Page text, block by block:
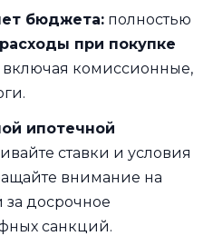
бюджета: полностью
при покупке
включая комиссионные,
ипотечной
ставки и условия
внимание на
досрочное
санкций.